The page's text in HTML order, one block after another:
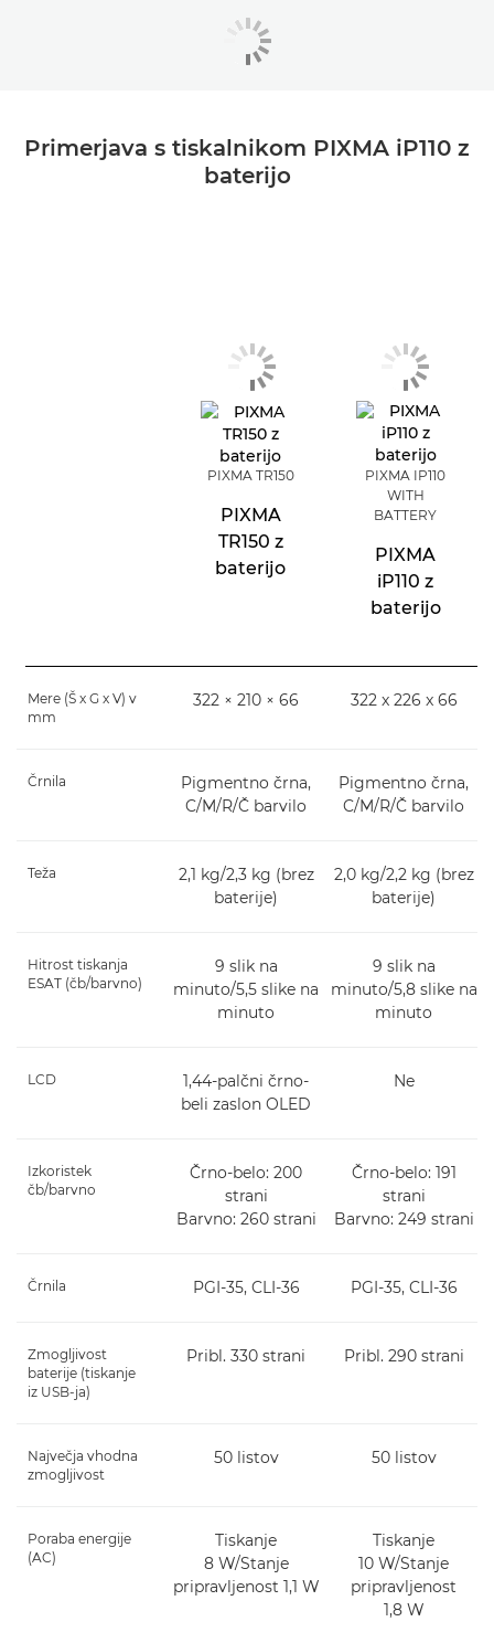
Primerjava s tiskalnikom PIXMA iP110 z
baterijo
PIXMA TR150
PIXMA
TR150 z
baterijo
PIXMA IP110
WITH
BATTERY
PIXMA
iP110 z
baterijo
Mere (Š x G x V) v
mm
322 × 210 × 66 322 x 226 x 66
Črnila
Pigmentno črna,
C/M/R/Č barvilo
Pigmentno črna,
C/M/R/Č barvilo
Teža
2,1 kg/2,3 kg (brez
baterije)
2,0 kg/2,2 kg (brez
baterije)
Hitrost tiskanja
ESAT (čb/barvno)
9 slik na
minuto/5,5 slike na
minuto
9 slik na
minuto/5,8 slike na
minuto
LCD
1,44-palčni črno-
beli zaslon OLED
Ne
Izkoristek
čb/barvno
Črno-belo: 200
strani
Barvno: 260 strani
Črno-belo: 191
strani
Barvno: 249 strani
Črnila PGI-35, CLI-36 PGI-35, CLI-36
Zmogljivost
baterije (tiskanje
iz USB-ja)
Pribl. 330 strani Pribl. 290 strani
Največja vhodna
zmogljivost
50 listov 50 listov
Poraba energije
(AC)
Tiskanje
8 W/Stanje
pripravljenost 1,1 W
Tiskanje
10 W/Stanje
pripravljenost
1,8 W